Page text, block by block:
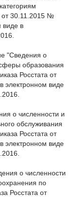
от 30.11.2015 №
виде в
"Сведения о
образования
Росстата от
электронном виде
о численности и
обслуживания
Росстата от
электронном виде
о численности
по
Росстата от